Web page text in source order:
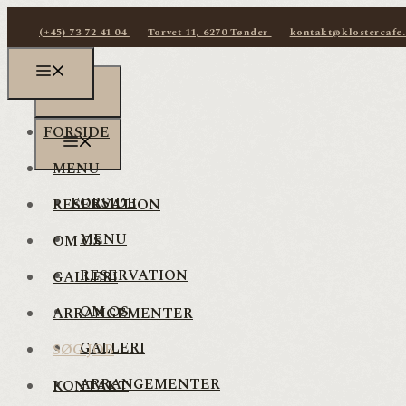
(+45) 73 72 41 04 Torvet 11, 6270 Tønder
FORSIDE
MENU
RESERVATION
OM OS
GALLERI
ARRANGEMENTER
FORSIDE
MENU
RESERVATION
OM OS
GALLERI
ARRANGEMENTER
SØG JOB
KONTAKT